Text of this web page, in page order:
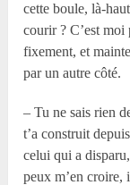
cette boule, là-
courir ? C’est
fixement, et
par un autre côté.
– Tu ne sais rien
t’a construit
celui qui a
peux m’en croire,